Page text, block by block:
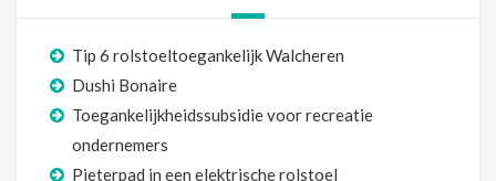
Tip 6 rolstoeltoegankelijk Walcheren
Dushi Bonaire
Toegankelijkheidssubsidie voor recreatie
ondernemers
Pieterpad in een elektrische rolstoel